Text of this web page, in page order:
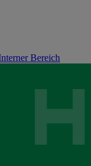
Bereich